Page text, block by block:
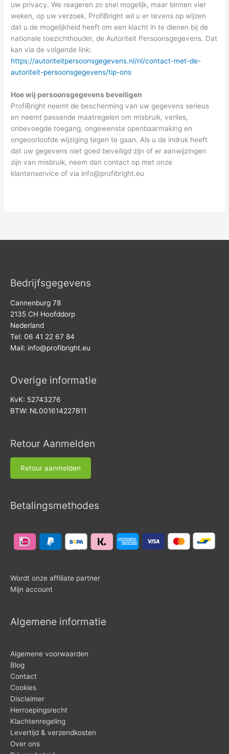
uw privacy. We reageren zo snel mogelijk, maar binnen vier
weken, op uw verzoek. ProfiBright wil u er tevens op wijzen
dat u de mogelijkheid heeft om een klacht in te dienen bij de
nationale toezichthouder, de Autoriteit Persoonsgegevens. Dat
kan via de volgende link:
https://autoriteitpersoonsgegevens.nl/nl/contact-met-de-
autoriteit-persoonsgegevens/tip-ons
Hoe wij persoonsgegevens beveiligen
ProfiBright neemt de bescherming van uw gegevens serieus
en neemt passende maatregelen om misbruik, verlies,
onbevoegde toegang, ongewenste openbaarmaking en
ongeoorloofde wijziging tegen te gaan. Als u de indruk heeft
dat uw gegevens niet goed beveiligd zijn of er aanwijzingen
zijn van misbruik, neem dan contact op met onze
klantenservice of via info@profibright.eu
Bedrijfsgegevens
Cannenburg 78
2135 CH Hoofddorp
Nederland
Tel: 06 41 22 67 84
Mail: info@profibright.eu
Overige informatie
KvK: 52743276
BTW: NL001614227B11
Retour Aanmelden
Retour aanmelden
Betalingsmethodes
Wordt onze affiliate partner
Mijn account
Algemene informatie
Algemene voorwaarden
Blog
Contact
Cookies
Disclaimer
Herroepingsrecht
Klachtenregeling
Levertijd & verzendkosten
Over ons